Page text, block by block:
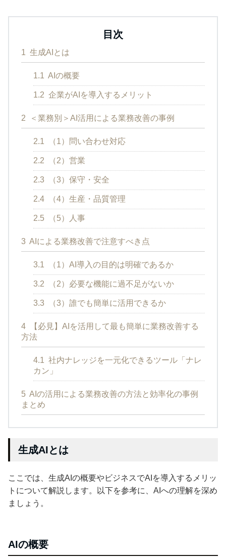
目次
1 生成AIとは
1.1 AIの概要
1.2 企業がAIを導入するメリット
2 ＜業務別＞AI活用による業務改善の事例
2.1 （1）問い合わせ対応
2.2 （2）営業
2.3 （3）保守・安全
2.4 （4）生産・品質管理
2.5 （5）人事
3 AIによる業務改善で注意すべき点
3.1 （1）AI導入の目的は明確であるか
3.2 （2）必要な機能に過不足がないか
3.3 （3）誰でも簡単に活用できるか
4
【必見】AIを活用して最も簡単に業務改善する
方法
4.1 社内ナレッジを一元化できるツール「ナレ
カン」
5 AIの活用による業務改善の方法と効率化の事例
まとめ
生成AIとは
ここでは、生成AIの概要やビジネスでAIを導入するメリッ
トについて解説します。以下を参考に、AIへの理解を深め
ましょう。
AIの概要